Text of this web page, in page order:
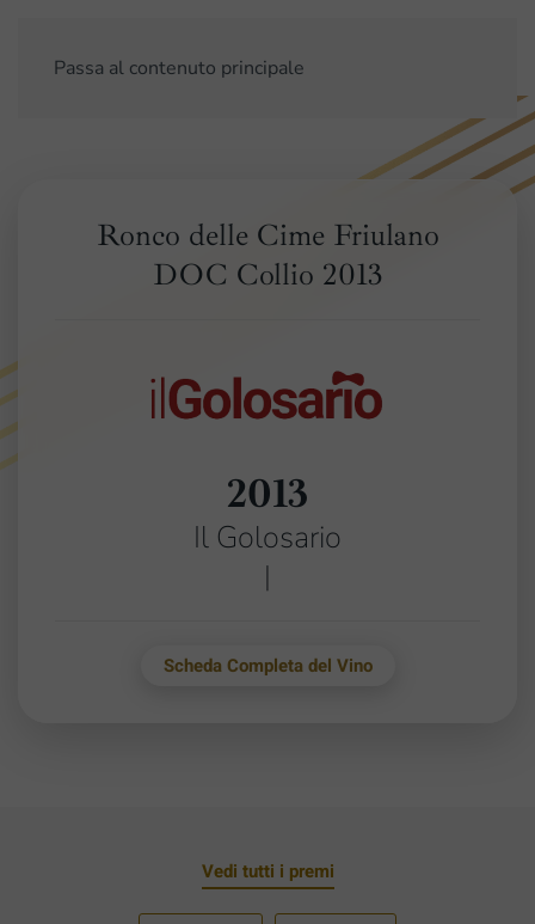
Passa al contenuto principale
Ronco delle Cime Friulano
DOC Collio 2013
2013
Il Golosario
|
Scheda Completa del Vino
Vedi tutti i premi